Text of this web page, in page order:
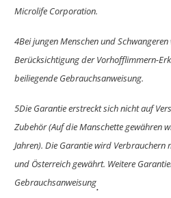
Microlife Corporation.
4Bei jungen Menschen und
Berücksichtigung der Vorhofflimmern-
beiliegende Gebrauchsanweisung.
5Die Garantie erstreckt sich nicht auf
Zubehör (Auf die Manschette gewähren
Jahren). Die Garantie wird Verbrauchern
und Österreich gewährt. Weitere
Gebrauchsanweisung.